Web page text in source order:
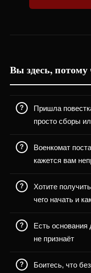
Вы здесь, потому
Пришла
просто сборы
Военкомат
кажется вам
Хотите
чего начать и
Есть основания
не признаёт
Боитесь, что